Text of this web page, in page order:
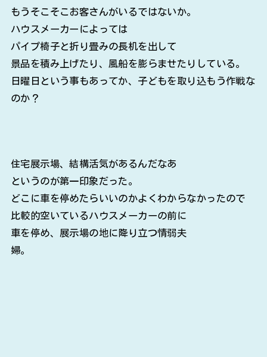
もうそこそこお客さんがいるではないか。
ハウスメーカーによっては
パイプ椅子と折り畳みの長机を出して
景品を積み上げたり、風船を膨らませたりしている。
日曜日という事もあってか、子どもを取り込もう作戦な
のか？
住宅展示場、結構活気があるんだなあ
というのが第一印象だった。
どこに車を停めたらいいのかよくわからなかったので
比較的空いているハウスメーカーの前に
車を停め、展示場の地に降り立つ情弱夫
婦。